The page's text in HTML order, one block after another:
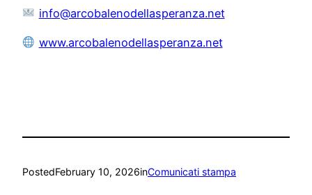
info@arcobalenodellasperanza.net
www.arcobalenodellasperanza.net
PostedFebruary 10, 2026inComunicati stampa